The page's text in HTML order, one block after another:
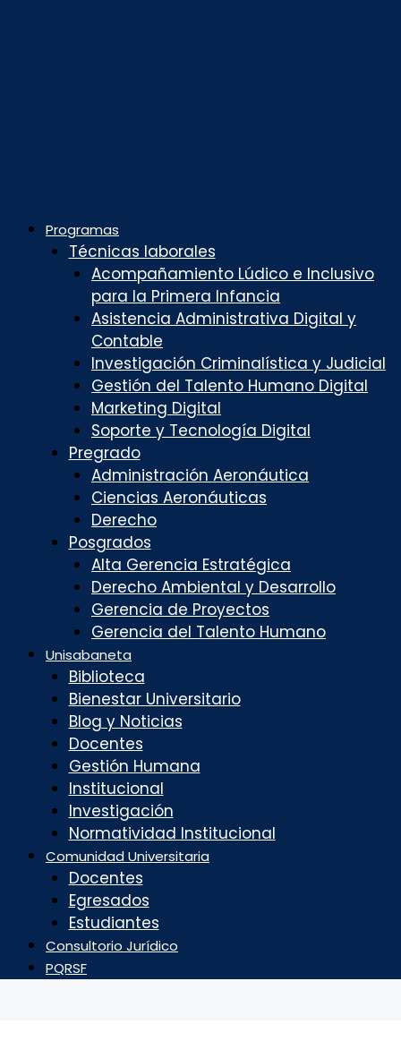
Programas
Técnicas laborales
Acompañamiento Lúdico e Inclusivo
para la Primera Infancia
Asistencia Administrativa Digital y
Contable
Investigación Criminalística y Judicial
Gestión del Talento Humano Digital
Marketing Digital
Soporte y Tecnología Digital
Pregrado
Administración Aeronáutica
Ciencias Aeronáuticas
Derecho
Posgrados
Alta Gerencia Estratégica
Derecho Ambiental y Desarrollo
Gerencia de Proyectos
Gerencia del Talento Humano
Unisabaneta
Biblioteca
Bienestar Universitario
Blog y Noticias
Docentes
Gestión Humana
Institucional
Investigación
Normatividad Institucional
Comunidad Universitaria
Docentes
Egresados
Estudiantes
Consultorio Jurídico
PQRSF